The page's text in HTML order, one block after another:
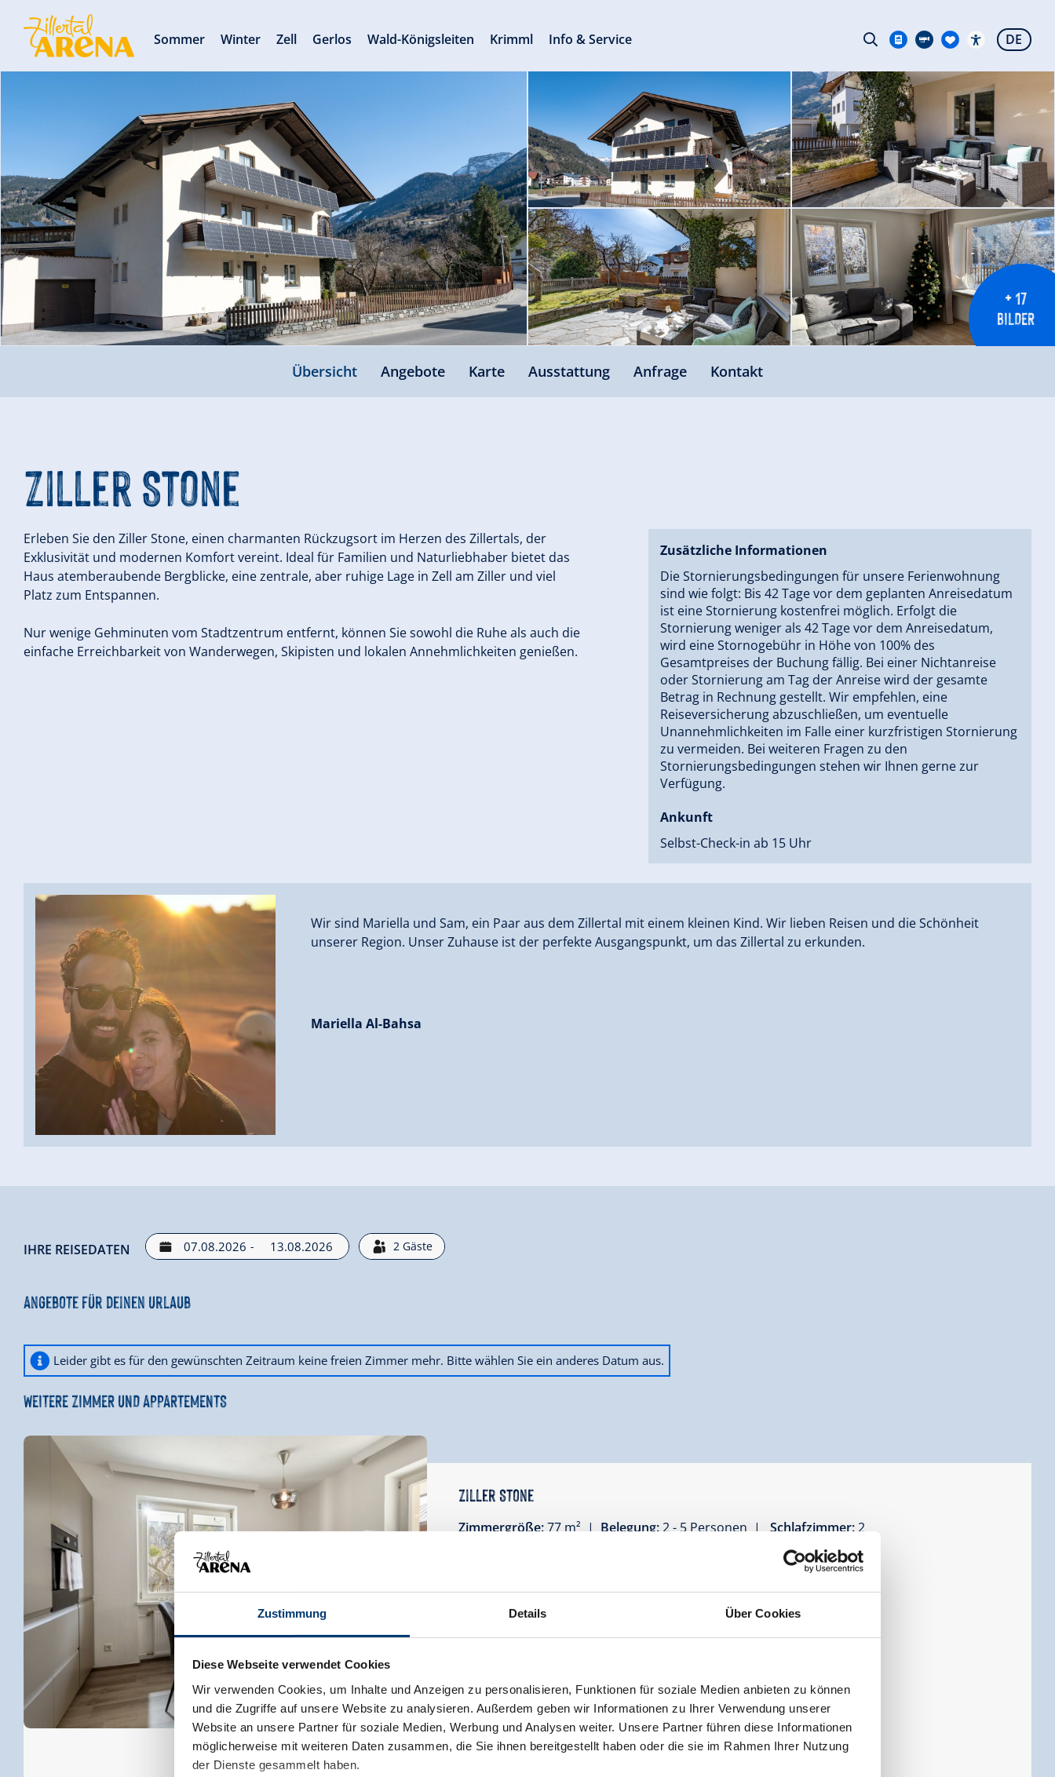
Zustimmung Details Über Cookies
Diese Webseite verwendet Cookies
Wir verwenden Cookies, um Inhalte und Anzeigen zu personalisieren, Funktionen für soziale Medien anbieten zu können
und die Zugriffe auf unsere Website zu analysieren. Außerdem geben wir Informationen zu Ihrer Verwendung unserer
Website an unsere Partner für soziale Medien, Werbung und Analysen weiter. Unsere Partner führen diese Informationen
möglicherweise mit weiteren Daten zusammen, die Sie ihnen bereitgestellt haben oder die sie im Rahmen Ihrer Nutzung
der Dienste gesammelt haben.
+ 17
BILDER
Übersicht Angebote Karte Ausstattung Anfrage Kontakt
Ziller Stone
Erleben Sie den Ziller Stone, einen charmanten Rückzugsort im Herzen des Zillertals, der
Exklusivität und modernen Komfort vereint. Ideal für Familien und Naturliebhaber bietet das
Haus atemberaubende Bergblicke, eine zentrale, aber ruhige Lage in Zell am Ziller und viel
Platz zum Entspannen.
Nur wenige Gehminuten vom Stadtzentrum entfernt, können Sie sowohl die Ruhe als auch die
einfache Erreichbarkeit von Wanderwegen, Skipisten und lokalen Annehmlichkeiten genießen.
Zusätzliche Informationen
Die Stornierungsbedingungen für unsere Ferienwohnung
sind wie folgt: Bis 42 Tage vor dem geplanten Anreisedatum
ist eine Stornierung kostenfrei möglich. Erfolgt die
Stornierung weniger als 42 Tage vor dem Anreisedatum,
wird eine Stornogebühr in Höhe von 100% des
Gesamtpreises der Buchung fällig. Bei einer Nichtanreise
oder Stornierung am Tag der Anreise wird der gesamte
Betrag in Rechnung gestellt. Wir empfehlen, eine
Reiseversicherung abzuschließen, um eventuelle
Unannehmlichkeiten im Falle einer kurzfristigen Stornierung
zu vermeiden. Bei weiteren Fragen zu den
Stornierungsbedingungen stehen wir Ihnen gerne zur
Verfügung.
Ankunft
Selbst-Check-in ab 15 Uhr
Wir sind Mariella und Sam, ein Paar aus dem Zillertal mit einem kleinen Kind. Wir lieben Reisen und die Schönheit
unserer Region. Unser Zuhause ist der perfekte Ausgangspunkt, um das Zillertal zu erkunden.
Mariella Al-Bahsa
IHRE REISEDATEN - 2 Gäste
Angebote für deinen Urlaub
Leider gibt es für den gewünschten Zeitraum keine freien Zimmer mehr. Bitte wählen Sie ein anderes Datum aus.
WEITERE ZIMMER UND APPARTEMENTS
Ziller Stone
Zimmergröße:77 m² | Belegung:2 - 5 Personen | Schlafzimmer:2
Sommer Winter Zell Gerlos Wald-Königsleiten Krimml Info & Service DE